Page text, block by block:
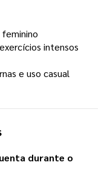
intensos
e uso casual
durante o